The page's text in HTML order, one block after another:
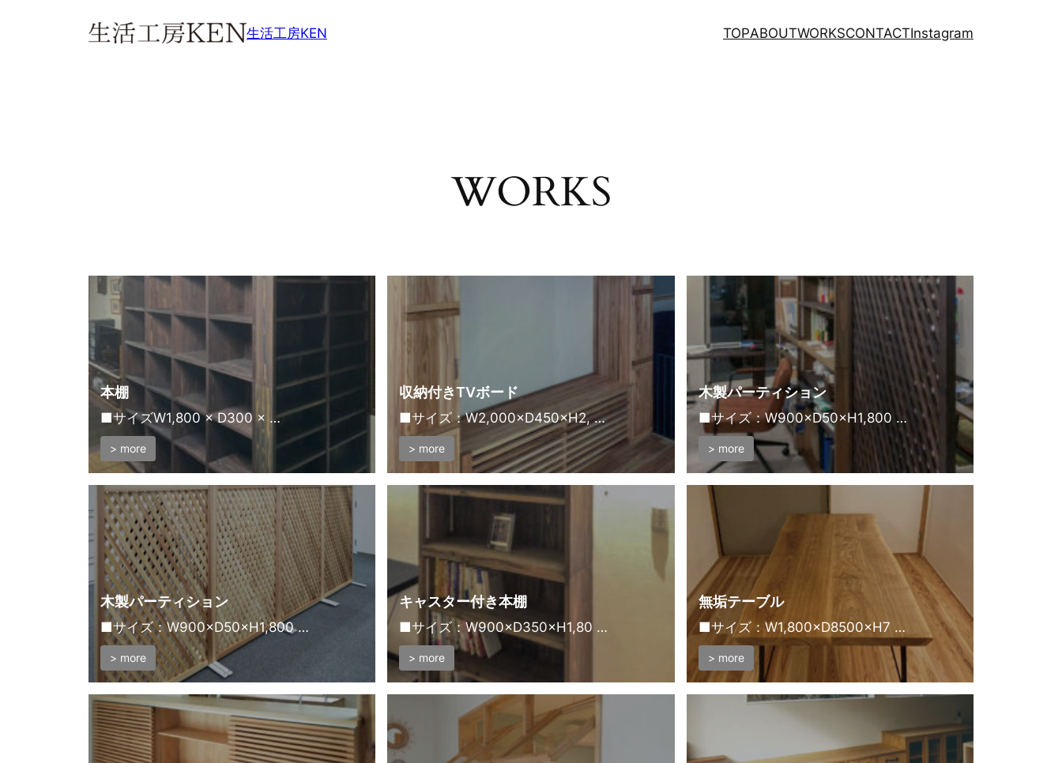
生活工房KEN TOPABOUTWORKSCONTACTInstagram
WORKS
本棚
■サイズW1,800 × D300 × …
> more
収納付きTVボード
■サイズ：W2,000×D450×H2, …
> more
木製パーティション
■サイズ：W900×D50×H1,800 …
> more
木製パーティション
■サイズ：W900×D50×H1,800 …
> more
キャスター付き本棚
■サイズ：W900×D350×H1,80 …
> more
無垢テーブル
■サイズ：W1,800×D8500×H7 …
> more